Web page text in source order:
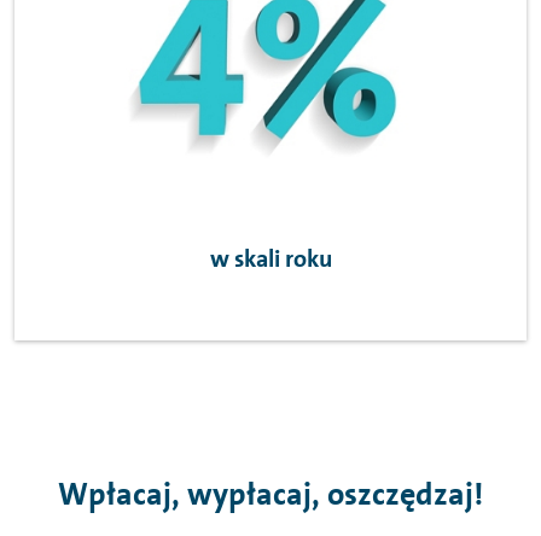
w skali roku
Wpłacaj, wypłacaj, oszczędzaj!